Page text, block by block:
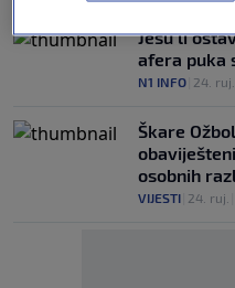
Jesu li
afera puka
N1 INFO 24. ruj.
Škare
osobnih
VIJESTI 24. ruj.